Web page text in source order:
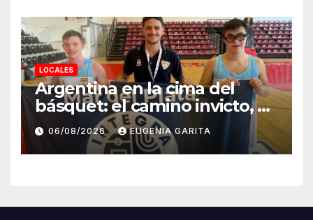
LOCALES
Argentina en la cima del
básquet: el camino invicto, el
esfuerzo familiar y la jugada
que valió un Mundial
06/08/2026 EUGENIA GARITA